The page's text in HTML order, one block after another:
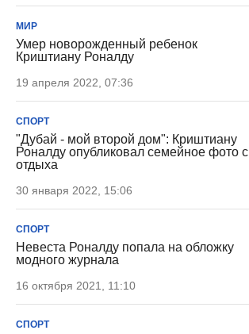
МИР
Умер новорожденный ребенок
Криштиану Роналду
19 апреля 2022, 07:36
СПОРТ
"Дубай - мой второй дом": Криштиану
Роналду опубликовал семейное фото с
отдыха
30 января 2022, 15:06
СПОРТ
Невеста Роналду попала на обложку
модного журнала
16 октября 2021, 11:10
СПОРТ